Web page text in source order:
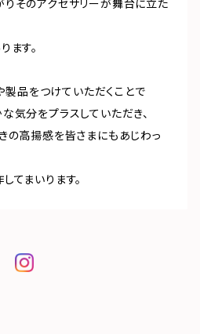
そのアクセサリーが舞台に立た
ます。
製品をつけていただくことで
気分をプラスしていただき、
の高揚感を皆さまにもあじわっ
てまいります。